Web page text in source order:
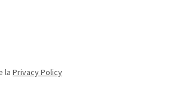
laPrivacy Policy